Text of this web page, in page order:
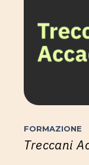
FORMAZIONE
Treccani